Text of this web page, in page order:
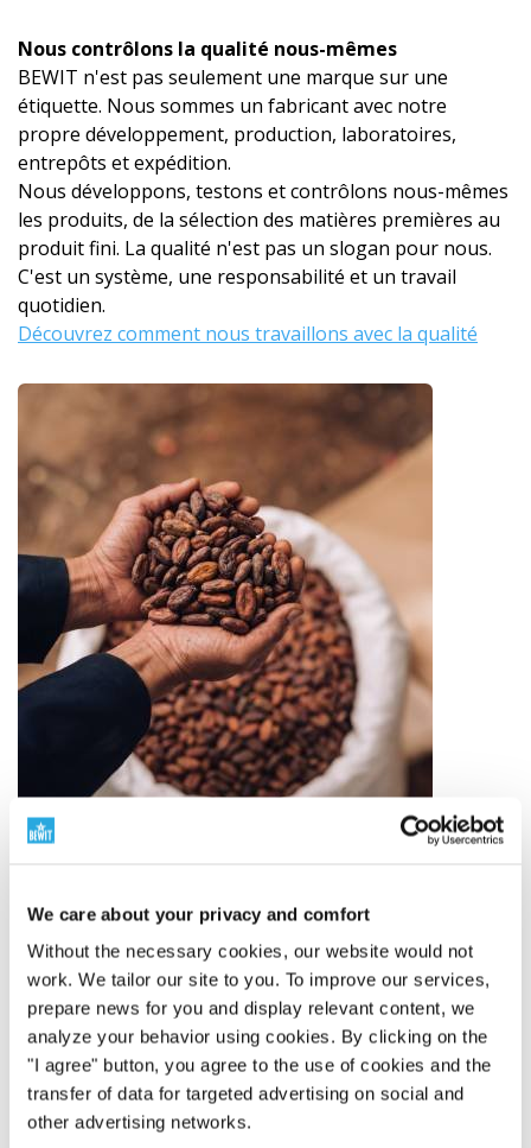
We care about your privacy and comfort
Without the necessary cookies, our website would not
work. We tailor our site to you. To improve our services,
prepare news for you and display relevant content, we
analyze your behavior using cookies. By clicking on the
"I agree" button, you agree to the use of cookies and the
transfer of data for targeted advertising on social and
other advertising networks.
Nous contrôlons la qualité nous-mêmes
BEWIT n'est pas seulement une marque sur une
étiquette. Nous sommes un fabricant avec notre
propre développement, production, laboratoires,
entrepôts et expédition.
Nous développons, testons et contrôlons nous-mêmes
les produits, de la sélection des matières premières au
produit fini. La qualité n'est pas un slogan pour nous.
C'est un système, une responsabilité et un travail
quotidien.
Découvrez comment nous travaillons avec la qualité
De l'origine au produit finiLa qualité commence à
l'origine de la matière première. C'est pourquoi nous
sélectionnons soigneusement nos fournisseurs, nous
suivons l'origine, la méthode de traitement et le sens
de chaque ingrédient. Nous travaillons avec des
matières premières biologiques, une approche RAW,
des sources végétales et des matières premières